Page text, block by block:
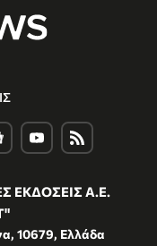
ΕΚΔΟΣΕΙΣ Α.Ε.
10679, Ελλάδα